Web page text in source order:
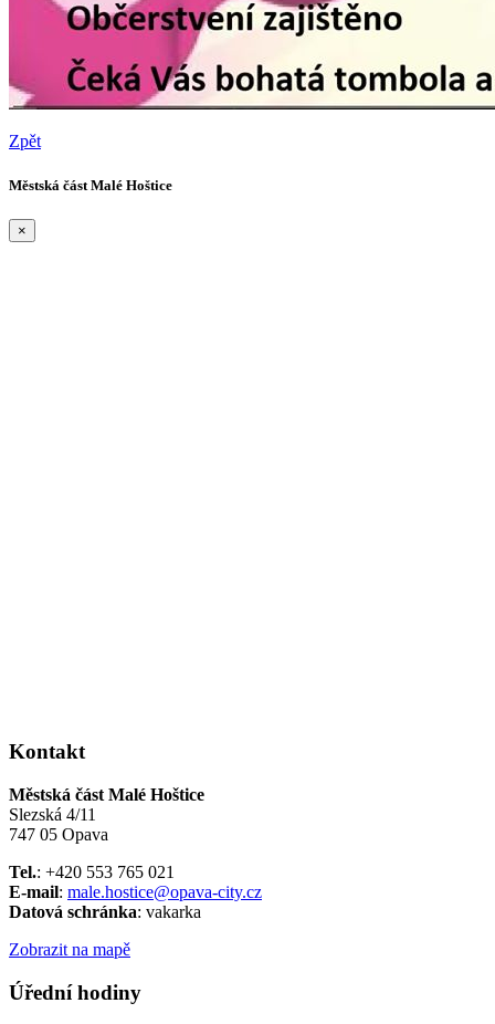
Zpět
Městská část Malé Hoštice
×
Kontakt
Městská část Malé Hoštice
Slezská 4/11
747 05 Opava
Tel.: +420 553 765 021
E-mail: male.hostice@opava-city.cz
Datová schránka: vakarka
Zobrazit na mapě
Úřední hodiny